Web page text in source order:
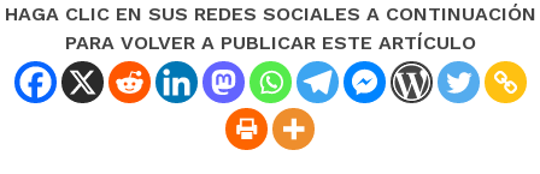
HAGA CLIC EN SUS REDES SOCIALES A CONTINUACIÓN
PARA VOLVER A PUBLICAR ESTE ARTÍCULO